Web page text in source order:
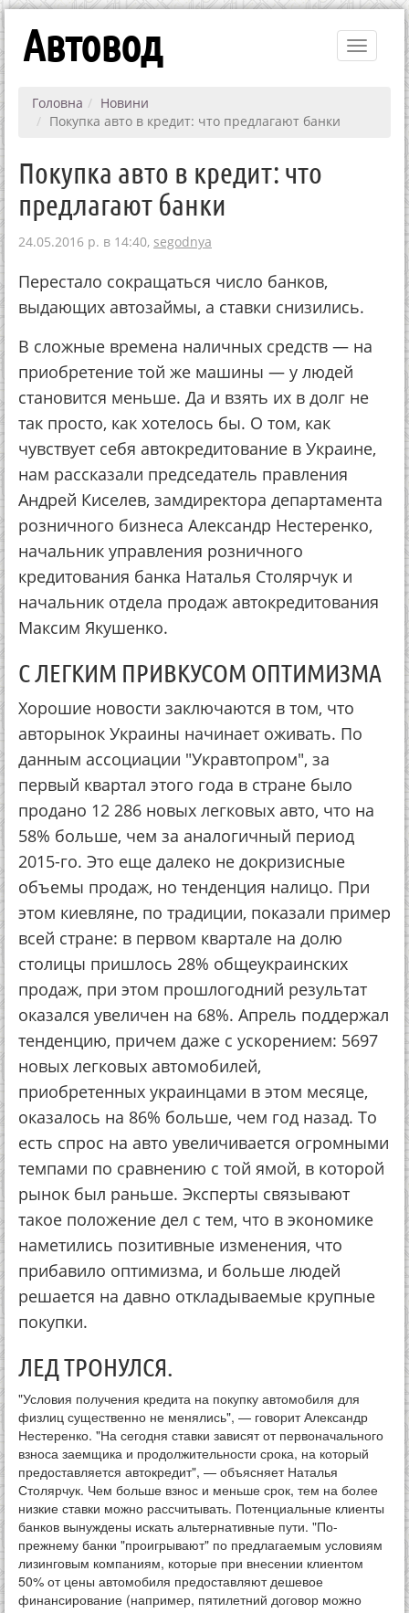
Toggle
Автовод
Головна
Новини
Покупка авто в кредит: что предлагают банки
Покупка авто в кредит: что
предлагают банки
24.05.2016 р. в 14:40, segodnya
Перестало сокращаться число банков,
выдающих автозаймы, а ставки снизились.
В сложные времена наличных средств — на
приобретение той же машины — у людей
становится меньше. Да и взять их в долг не
так просто, как хотелось бы. О том, как
чувствует себя автокредитование в Украине,
нам рассказали председатель правления
Андрей Киселев, замдиректора департамента
розничного бизнеса Александр Нестеренко,
начальник управления розничного
кредитования банка Наталья Столярчук и
начальник отдела продаж автокредитования
Максим Якушенко.
С ЛЕГКИМ ПРИВКУСОМ ОПТИМИЗМА
Хорошие новости заключаются в том, что
авторынок Украины начинает оживать. По
данным ассоциации "Укравтопром", за
первый квартал этого года в стране было
продано 12 286 новых легковых авто, что на
58% больше, чем за аналогичный период
2015-го. Это еще далеко не докризисные
объемы продаж, но тенденция налицо. При
этом киевляне, по традиции, показали пример
всей стране: в первом квартале на долю
столицы пришлось 28% общеукраинских
продаж, при этом прошлогодний результат
оказался увеличен на 68%. Апрель поддержал
тенденцию, причем даже с ускорением: 5697
новых легковых автомобилей,
приобретенных украинцами в этом месяце,
оказалось на 86% больше, чем год назад. То
есть спрос на авто увеличивается огромными
темпами по сравнению с той ямой, в которой
рынок был раньше. Эксперты связывают
такое положение дел с тем, что в экономике
наметились позитивные изменения, что
прибавило оптимизма, и больше людей
решается на давно откладываемые крупные
покупки.
ЛЕД ТРОНУЛСЯ.
"Условия получения кредита на покупку автомобиля для
физлиц существенно не менялись", — говорит Александр
Нестеренко. "На сегодня ставки зависят от первоначального
взноса заемщика и продолжительности срока, на который
предоставляется автокредит", — объясняет Наталья
Столярчук. Чем больше взнос и меньше срок, тем на более
низкие ставки можно рассчитывать. Потенциальные клиенты
банков вынуждены искать альтернативные пути. "По-
прежнему банки "проигрывают" по предлагаемым условиям
лизинговым компаниям, которые при внесении клиентом
50% от цены автомобиля предоставляют дешевое
финансирование (например, пятилетний договор можно